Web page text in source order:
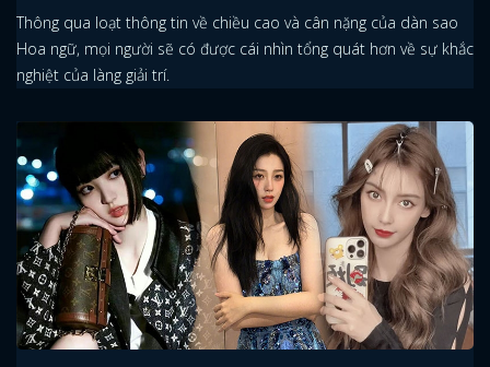
Thông qua loạt thông tin về chiều cao và cân nặng của dàn sao
Hoa ngữ, mọi người sẽ có được cái nhìn tổng quát hơn về sự khắc
nghiệt của làng giải trí.